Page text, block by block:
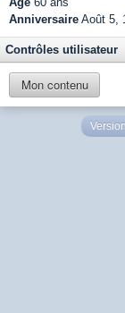
Anniversaire Août 5,
Contrôles utilisateur
Mon contenu